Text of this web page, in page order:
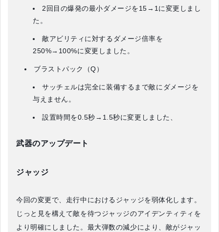
2回目の爆発の最小ダメージを15→1に変更しまし
た。
敵アビリティに対するダメージ倍率を
250%→100%に変更しました。
ブラストパック（Q）
サッチェルは完全に装備するまで敵にダメージを
与えません。
設置時間を0.5秒→1.5秒に変更しました、
武器のアップデート
ジャッジ
今回の変更で、走行中におけるジャッジを弱体化します。
じっと見を構えて敵を待つジャッジのアイデンティティを
より明確にしました。最大弾数の減少により、敵がジャッ